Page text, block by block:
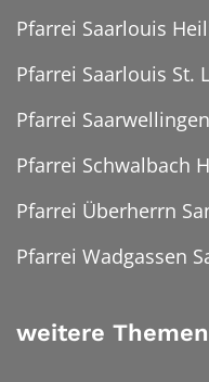
Pfarrei Saarlouis
Pfarrei Saarlouis St.
Pfarrei
Pfarrei Schwalbach
Pfarrei Überherrn
Pfarrei Wadgassen
weitere Themen